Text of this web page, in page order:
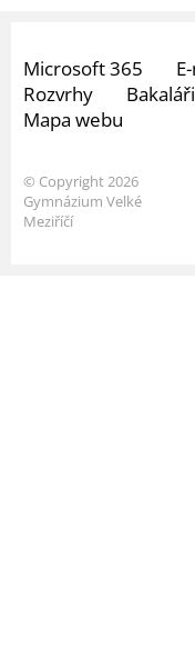
Microsoft 365
Rozvrhy
Bakaláři
Mapa webu
© Copyright 2026
Gymnázium Velké
Meziříčí